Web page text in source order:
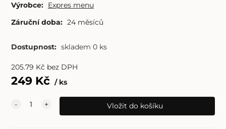
Výrobce: Expres menu
Záruční doba: 24 měsíců
Dostupnost: skladem 0 ks
205.79 Kč bez DPH
249Kč ks